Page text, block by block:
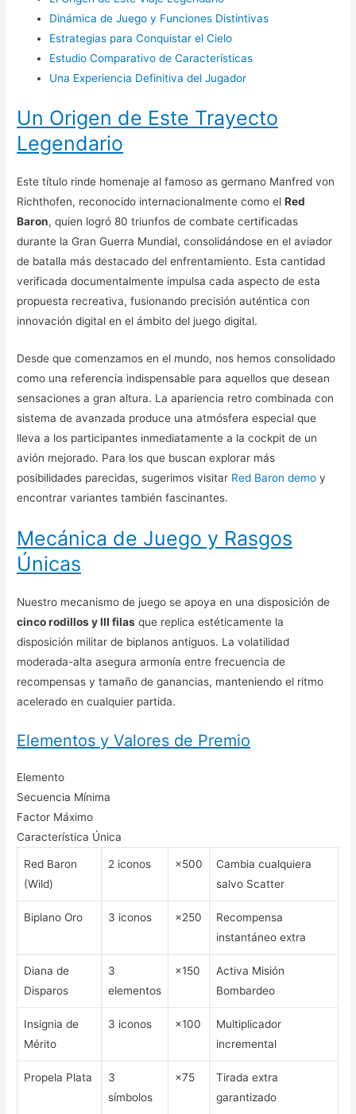
Dinámica de Juego y Funciones Distintivas
Estrategias para Conquistar el Cielo
Estudio Comparativo de Características
Una Experiencia Definitiva del Jugador
Un Origen de Este Trayecto
Legendario
Este título rinde homenaje al famoso as germano Manfred von
Richthofen, reconocido internacionalmente como elRed
Baron, quien logró 80 triunfos de combate certificadas
durante la Gran Guerra Mundial, consolidándose en el aviador
de batalla más destacado del enfrentamiento. Esta cantidad
verificada documentalmente impulsa cada aspecto de esta
propuesta recreativa, fusionando precisión auténtica con
innovación digital en el ámbito del juego digital.
Desde que comenzamos en el mundo, nos hemos consolidado
como una referencia indispensable para aquellos que desean
sensaciones a gran altura. La apariencia retro combinada con
sistema de avanzada produce una atmósfera especial que
lleva a los participantes inmediatamente a la cockpit de un
avión mejorado. Para los que buscan explorar más
posibilidades parecidas, sugerimos visitar Red Baron demo y
encontrar variantes también fascinantes.
Mecánica de Juego y Rasgos
Únicas
Nuestro mecanismo de juego se apoya en una disposición de
cinco rodillos y III filas que replica estéticamente la
disposición militar de biplanos antiguos. La volatilidad
moderada-alta asegura armonía entre frecuencia de
recompensas y tamaño de ganancias, manteniendo el ritmo
acelerado en cualquier partida.
Elementos y Valores de Premio
Elemento
Secuencia Mínima
Factor Máximo
Característica Única
Red Baron
(Wild)
2 iconos ×500
Cambia cualquiera
salvo Scatter
Biplano Oro 3 iconos ×250
Recompensa
instantáneo extra
Diana de
Disparos
3
elementos
×150
Activa Misión
Bombardeo
Insignia de
Mérito
3 iconos ×100
Multiplicador
incremental
Propela Plata
3
símbolos
×75
Tirada extra
garantizado